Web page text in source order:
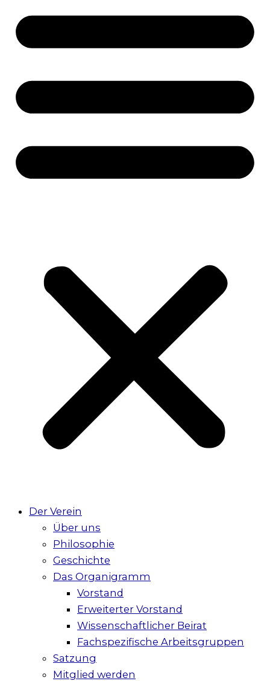
Der Verein
Über uns
Philosophie
Geschichte
Das Organigramm
Vorstand
Erweiterter Vorstand
Wissenschaftlicher Beirat
Fachspezifische Arbeitsgruppen
Satzung
Mitglied werden